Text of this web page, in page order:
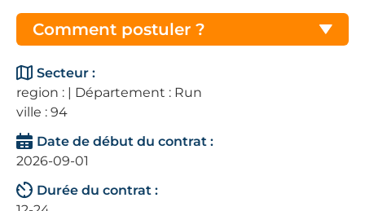
Comment postuler ?
Secteur :
region : | Département : Run
ville : 94
Date de début du contrat :
2026-09-01
Durée du contrat :